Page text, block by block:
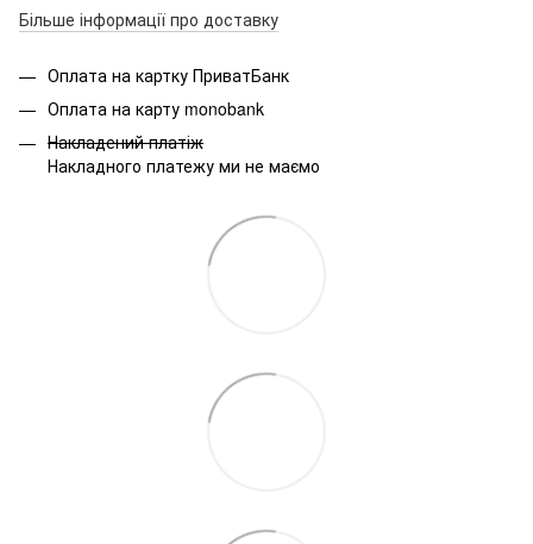
Більше інформації про доставку
Оплата на картку ПриватБанк
Оплата на карту monobank
Накладений платіж
Накладного платежу ми не маємо